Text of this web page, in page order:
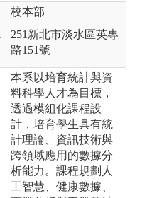
校本部
251新北市淡水區英專
路151號
本系以培育統計與資
料科學人才為目標，
透過模組化課程設
計，培育學生具有統
計理論、資訊技術與
跨領域應用的數據分
析能力。課程規劃人
工智慧、健康數據、